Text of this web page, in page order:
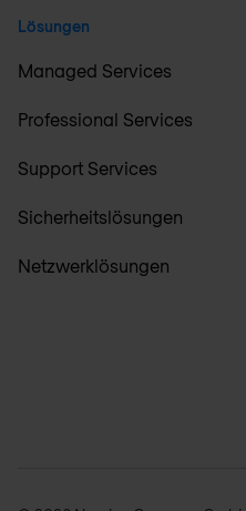
Lösungen
Managed Services
Professional Services
Support Services
Sicherheitslösungen
Netzwerklösungen